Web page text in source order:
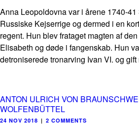
Anna Leopoldovna var i årene 1740-
Russiske Kejserrige og dermed i en
regent. Hun blev frataget magten af
Elisabeth og døde i fangenskab. Hun
detroniserede tronarving Ivan VI. og gift
ANTON ULRICH VON
WOLFENBÜTTEL
24 NOV 2018 | 2 COMMENTS